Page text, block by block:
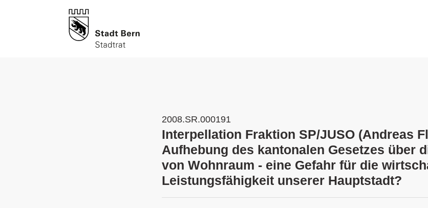
2008.SR.000191
Interpellation Fraktion SP/JUSO (Andreas
Aufhebung des kantonalen Gesetzes über
von Wohnraum - eine Gefahr für die
Leistungsfähigkeit unserer Hauptstadt?